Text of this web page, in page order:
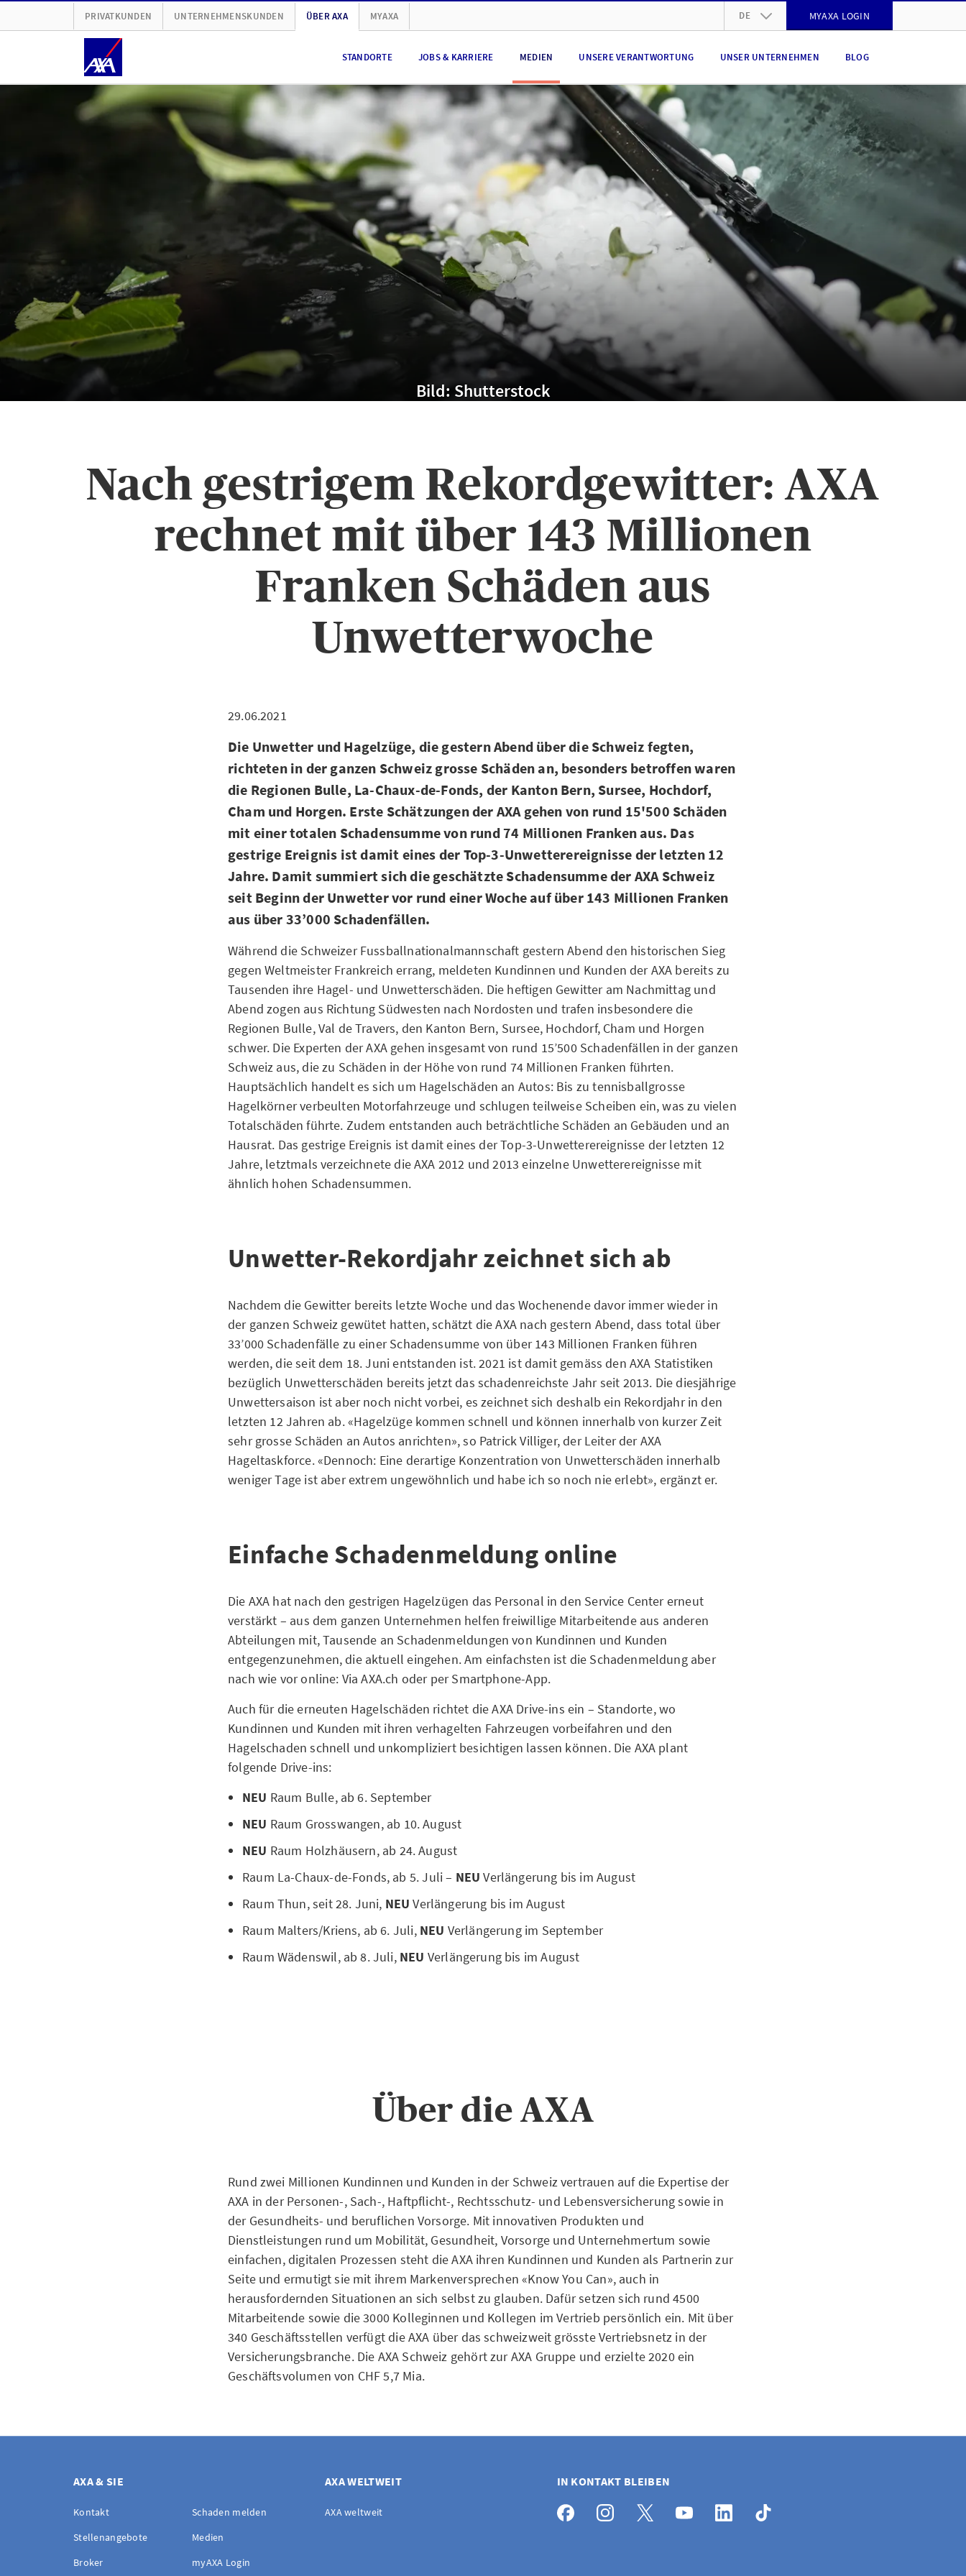
PRIVATKUNDEN UNTERNEHMENSKUNDEN ÜBER AXA MYAXA DE MYAXA LOGIN
STANDORTE JOBS & KARRIERE MEDIEN UNSERE VERANTWORTUNG UNSER UNTERNEHMEN BLOG
Bild: Shutterstock
Nach gestrigem Rekordgewitter: AXA
rechnet mit über 143 Millionen
Franken Schäden aus
Unwetterwoche
29.06.2021
Die Unwetter und Hagelzüge, die gestern Abend über die Schweiz fegten,
richteten in der ganzen Schweiz grosse Schäden an, besonders betroffen waren
die Regionen Bulle, La-Chaux-de-Fonds, der Kanton Bern, Sursee, Hochdorf,
Cham und Horgen. Erste Schätzungen der AXA gehen von rund 15'500 Schäden
mit einer totalen Schadensumme von rund 74 Millionen Franken aus. Das
gestrige Ereignis ist damit eines der Top-3-Unwetterereignisse der letzten 12
Jahre. Damit summiert sich die geschätzte Schadensumme der AXA Schweiz
seit Beginn der Unwetter vor rund einer Woche auf über 143 Millionen Franken
aus über 33’000 Schadenfällen.
Während die Schweizer Fussballnationalmannschaft gestern Abend den historischen Sieg
gegen Weltmeister Frankreich errang, meldeten Kundinnen und Kunden der AXA bereits zu
Tausenden ihre Hagel- und Unwetterschäden. Die heftigen Gewitter am Nachmittag und
Abend zogen aus Richtung Südwesten nach Nordosten und trafen insbesondere die
Regionen Bulle, Val de Travers, den Kanton Bern, Sursee, Hochdorf, Cham und Horgen
schwer. Die Experten der AXA gehen insgesamt von rund 15’500 Schadenfällen in der ganzen
Schweiz aus, die zu Schäden in der Höhe von rund 74 Millionen Franken führten.
Hauptsächlich handelt es sich um Hagelschäden an Autos: Bis zu tennisballgrosse
Hagelkörner verbeulten Motorfahrzeuge und schlugen teilweise Scheiben ein, was zu vielen
Totalschäden führte. Zudem entstanden auch beträchtliche Schäden an Gebäuden und an
Hausrat. Das gestrige Ereignis ist damit eines der Top-3-Unwetterereignisse der letzten 12
Jahre, letztmals verzeichnete die AXA 2012 und 2013 einzelne Unwetterereignisse mit
ähnlich hohen Schadensummen.
Unwetter-Rekordjahr zeichnet sich ab
Nachdem die Gewitter bereits letzte Woche und das Wochenende davor immer wieder in
der ganzen Schweiz gewütet hatten, schätzt die AXA nach gestern Abend, dass total über
33’000 Schadenfälle zu einer Schadensumme von über 143 Millionen Franken führen
werden, die seit dem 18. Juni entstanden ist. 2021 ist damit gemäss den AXA Statistiken
bezüglich Unwetterschäden bereits jetzt das schadenreichste Jahr seit 2013. Die diesjährige
Unwettersaison ist aber noch nicht vorbei, es zeichnet sich deshalb ein Rekordjahr in den
letzten 12 Jahren ab. «Hagelzüge kommen schnell und können innerhalb von kurzer Zeit
sehr grosse Schäden an Autos anrichten», so Patrick Villiger, der Leiter der AXA
Hageltaskforce. «Dennoch: Eine derartige Konzentration von Unwetterschäden innerhalb
weniger Tage ist aber extrem ungewöhnlich und habe ich so noch nie erlebt», ergänzt er.
Einfache Schadenmeldung online
Die AXA hat nach den gestrigen Hagelzügen das Personal in den Service Center erneut
verstärkt – aus dem ganzen Unternehmen helfen freiwillige Mitarbeitende aus anderen
Abteilungen mit, Tausende an Schadenmeldungen von Kundinnen und Kunden
entgegenzunehmen, die aktuell eingehen. Am einfachsten ist die Schadenmeldung aber
nach wie vor online: Via AXA.ch oder per Smartphone-App.
Auch für die erneuten Hagelschäden richtet die AXA Drive-ins ein – Standorte, wo
Kundinnen und Kunden mit ihren verhagelten Fahrzeugen vorbeifahren und den
Hagelschaden schnell und unkompliziert besichtigen lassen können. Die AXA plant
folgende Drive-ins:
NEU Raum Bulle, ab 6. September
NEU Raum Grosswangen, ab 10. August
NEU Raum Holzhäusern, ab 24. August
Raum La-Chaux-de-Fonds, ab 5. Juli – NEU Verlängerung bis im August
Raum Thun, seit 28. Juni, NEU Verlängerung bis im August
Raum Malters/Kriens, ab 6. Juli, NEU Verlängerung im September
Raum Wädenswil, ab 8. Juli,NEU Verlängerung bis im August
Über die AXA
Rund zwei Millionen Kundinnen und Kunden in der Schweiz vertrauen auf die Expertise der
AXA in der Personen-, Sach-, Haftpflicht-, Rechtsschutz- und Lebensversicherung sowie in
der Gesundheits- und beruflichen Vorsorge. Mit innovativen Produkten und
Dienstleistungen rund um Mobilität, Gesundheit, Vorsorge und Unternehmertum sowie
einfachen, digitalen Prozessen steht die AXA ihren Kundinnen und Kunden als Partnerin zur
Seite und ermutigt sie mit ihrem Markenversprechen «Know You Can», auch in
herausfordernden Situationen an sich selbst zu glauben. Dafür setzen sich rund 4500
Mitarbeitende sowie die 3000 Kolleginnen und Kollegen im Vertrieb persönlich ein. Mit über
340 Geschäftsstellen verfügt die AXA über das schweizweit grösste Vertriebsnetz in der
Versicherungsbranche. Die AXA Schweiz gehört zur AXA Gruppe und erzielte 2020 ein
Geschäftsvolumen von CHF 5,7 Mia.
AXA & SIE
Kontakt
Schaden melden
Stellenangebote
Medien
Broker
myAXA Login
AXA WELTWEIT
AXA weltweit
IN KONTAKT BLEIBEN